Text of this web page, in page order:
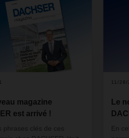
magazine
est arrivé !
phrases clés de ces
11/28/
Le
En